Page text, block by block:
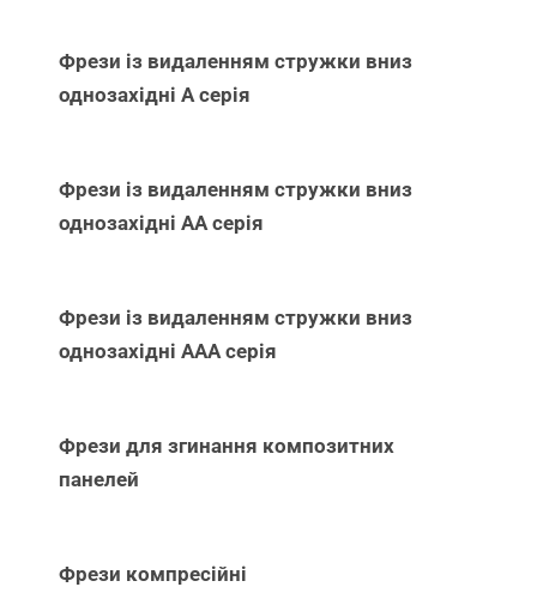
Фрези із видаленням стружки вниз
однозахідні А серія
Фрези із видаленням стружки вниз
однозахідні АА серія
Фрези із видаленням стружки вниз
однозахідні ААА серія
Фрези для згинання композитних
панелей
Фрези компресійні